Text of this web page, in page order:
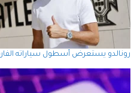
رونالدو يستعرض أسطول سياراته